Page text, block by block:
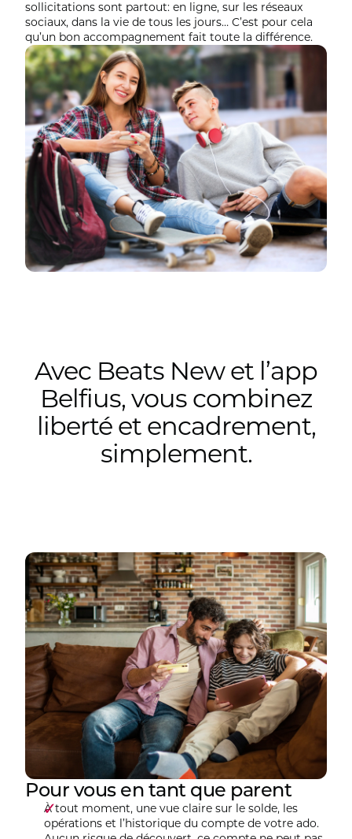
sollicitations sont partout: en ligne, sur les réseaux
sociaux, dans la vie de tous les jours… C’est pour cela
qu’un bon accompagnement fait toute la différence.
Avec Beats New et l’app
Belfius, vous combinez
liberté et encadrement,
simplement.
Pour vous en tant que parent
À tout moment, une vue claire sur le solde, les
opérations et l’historique du compte de votre ado.